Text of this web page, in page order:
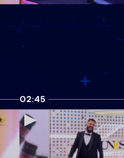
02:45